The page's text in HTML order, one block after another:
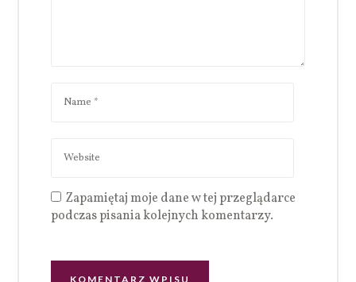
Zapamiętaj moje dane w tej przeglądarce
podczas pisania kolejnych komentarzy.